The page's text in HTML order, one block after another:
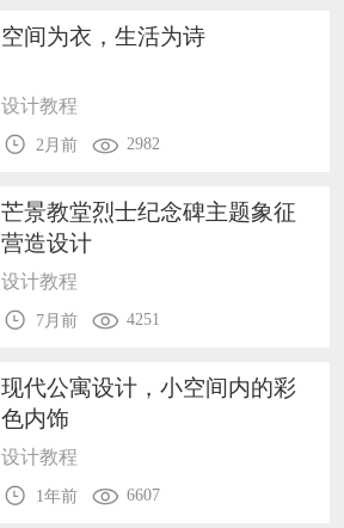
空间为衣，生活为诗
设计教程
2月前 2982
芒景教堂烈士纪念碑主题象征
营造设计
设计教程
7月前 4251
现代公寓设计，小空间内的彩
色内饰
设计教程
1年前 6607